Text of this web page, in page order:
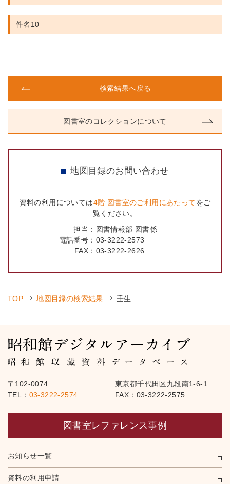
件名10
検索結果へ戻る
図書室のコレクションについて
地図目録のお問い合わせ
資料の利用については4階 図書室のご利用にあたってをご
覧ください。
担当： 図書情報部 図書係
電話番号： 03-3222-2573
FAX： 03-3222-2626
TOP 地図目録の検索結果 壬生
〒102-0074
東京都千代田区九段南1-6-1
TEL： 03-3222-2574 FAX：03-3222-2575
図書室レファレンス事例
お知らせ一覧
資料の利用申請